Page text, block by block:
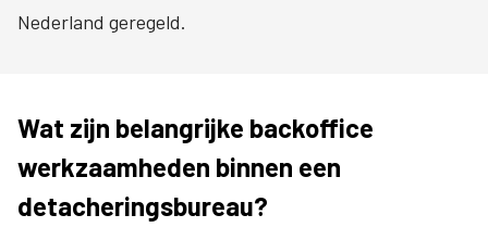
Nederland geregeld.
Wat zijn belangrijke backoffice
werkzaamheden binnen een
detacheringsbureau?